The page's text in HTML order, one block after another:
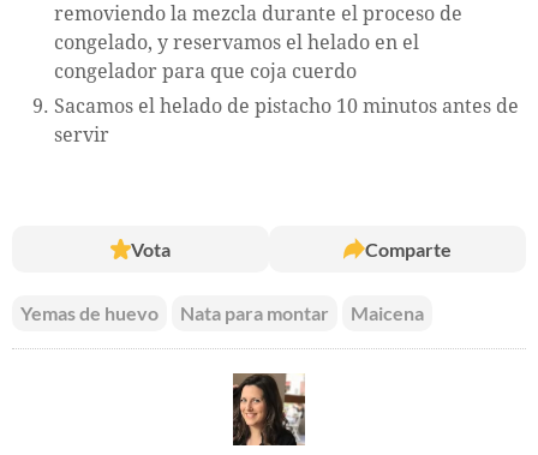
removiendo la mezcla durante el proceso de
congelado, y reservamos el helado en el
congelador para que coja cuerdo
Sacamos el helado de pistacho 10 minutos antes de
servir
Vota Comparte
Yemas de huevo Nata para montar Maicena